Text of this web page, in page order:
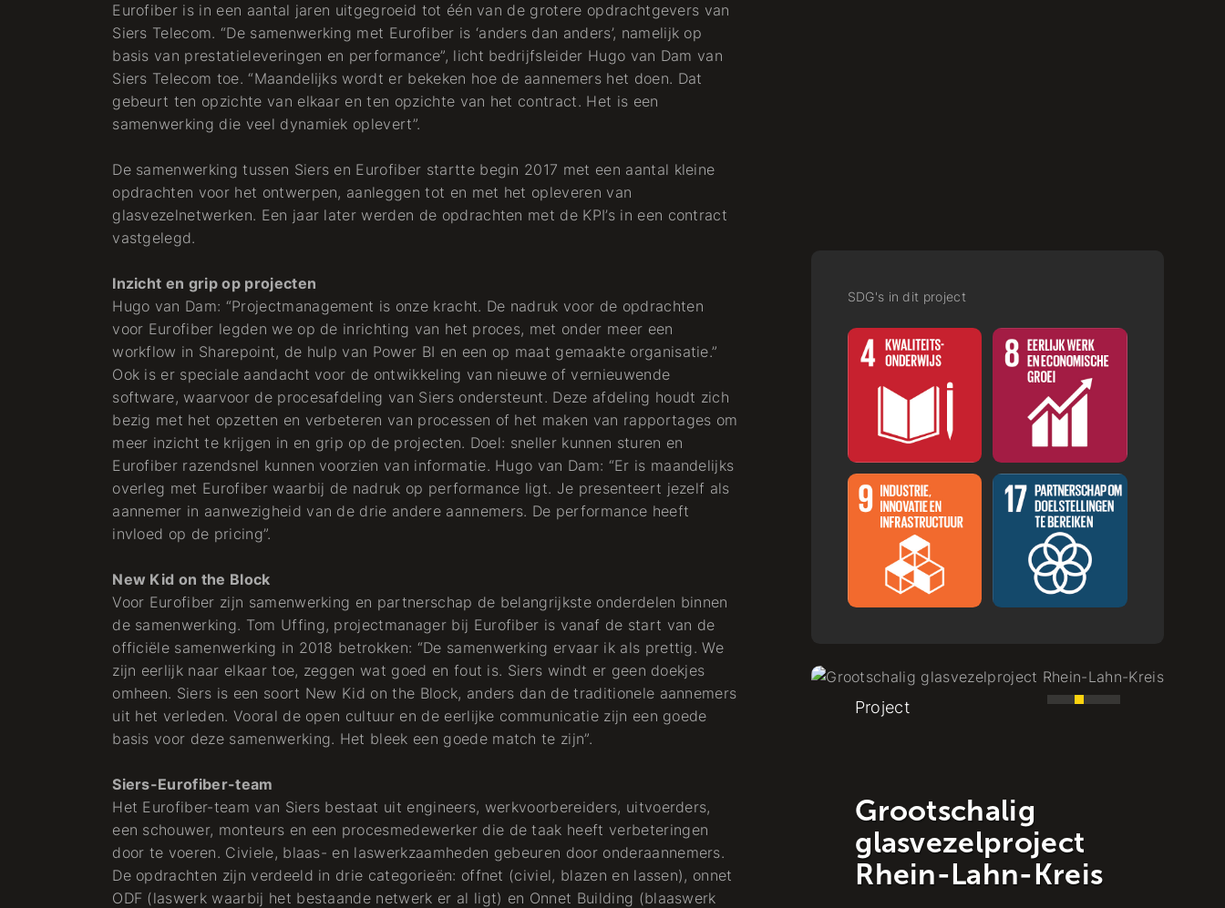
Eurofiber is in een aantal jaren uitgegroeid tot één van de grotere opdrachtgevers van
Siers Telecom. “De samenwerking met Eurofiber is ‘anders dan anders’, namelijk op
basis van prestatieleveringen en performance”, licht bedrijfsleider Hugo van Dam van
Siers Telecom toe. “Maandelijks wordt er bekeken hoe de aannemers het doen. Dat
gebeurt ten opzichte van elkaar en ten opzichte van het contract. Het is een
samenwerking die veel dynamiek oplevert”.
De samenwerking tussen Siers en Eurofiber startte begin 2017 met een aantal kleine
opdrachten voor het ontwerpen, aanleggen tot en met het opleveren van
glasvezelnetwerken. Een jaar later werden de opdrachten met de KPI’s in een contract
vastgelegd.
Inzicht en grip op projecten
Hugo van Dam: “Projectmanagement is onze kracht. De nadruk voor de opdrachten
voor Eurofiber legden we op de inrichting van het proces, met onder meer een
workflow in Sharepoint, de hulp van Power BI en een op maat gemaakte organisatie.”
Ook is er speciale aandacht voor de ontwikkeling van nieuwe of vernieuwende
software, waarvoor de procesafdeling van Siers ondersteunt. Deze afdeling houdt zich
bezig met het opzetten en verbeteren van processen of het maken van rapportages om
meer inzicht te krijgen in en grip op de projecten. Doel: sneller kunnen sturen en
Eurofiber razendsnel kunnen voorzien van informatie. Hugo van Dam: “Er is maandelijks
overleg met Eurofiber waarbij de nadruk op performance ligt. Je presenteert jezelf als
aannemer in aanwezigheid van de drie andere aannemers. De performance heeft
invloed op de pricing”.
New Kid on the Block
Voor Eurofiber zijn samenwerking en partnerschap de belangrijkste onderdelen binnen
de samenwerking. Tom Uffing, projectmanager bij Eurofiber is vanaf de start van de
officiële samenwerking in 2018 betrokken: “De samenwerking ervaar ik als prettig. We
zijn eerlijk naar elkaar toe, zeggen wat goed en fout is. Siers windt er geen doekjes
omheen. Siers is een soort New Kid on the Block, anders dan de traditionele aannemers
uit het verleden. Vooral de open cultuur en de eerlijke communicatie zijn een goede
basis voor deze samenwerking. Het bleek een goede match te zijn”.
Siers-Eurofiber-team
Het Eurofiber-team van Siers bestaat uit engineers, werkvoorbereiders, uitvoerders,
een schouwer, monteurs en een procesmedewerker die de taak heeft verbeteringen
door te voeren. Civiele, blaas- en laswerkzaamheden gebeuren door onderaannemers.
De opdrachten zijn verdeeld in drie categorieën: offnet (civiel, blazen en lassen), onnet
ODF (laswerk waarbij het bestaande netwerk er al ligt) en Onnet Building (blaaswerk
SDG's in dit project
Project
Een wirwar van
glazen spaghetti
Grootschalig
glasvezelproject
Rhein-Lahn-Kreis
Van zandvlakte
naar groene
woonwijk